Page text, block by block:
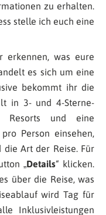
zu erhalten.
stelle ich euch eine
erkennen, was eure
es sich um eine
bekommt ihr die
in 3- und 4-Sterne-
und eine
Person einsehen,
Art der Reise. Für
„Details“ klicken.
über die Reise, was
wird Tag für
Inklusivleistungen